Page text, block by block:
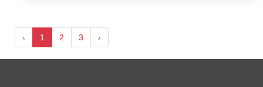
‹ 1 2 3 ›